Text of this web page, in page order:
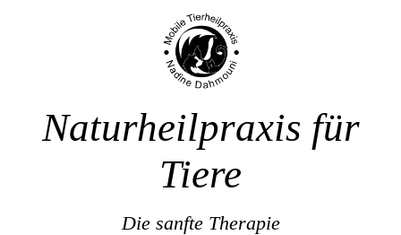
Naturheilpraxis für
Tiere
Die sanfte Therapie